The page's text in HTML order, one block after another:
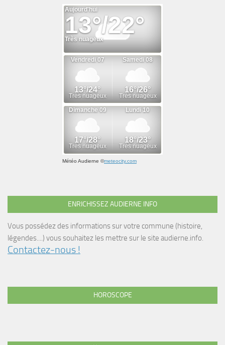
Météo Audierne ©meteocity.com
ENRICHISSEZ AUDIERNE INFO
Vous possédez des informations sur votre commune (histoire,
légendes....) vous souhaitez les mettre sur le site audierne.info.
Contactez-nous !
HOROSCOPE